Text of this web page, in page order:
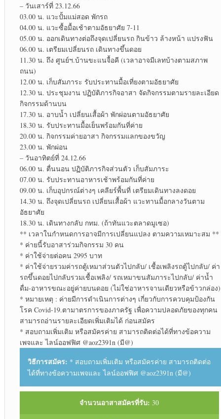
– วันเสาร์​ที่​ 23.12.66
03.00 น. แวะปั้มแม่สอด พักรถ
04.00 น. แวะซื้อมื้อเช้าตามอัธยาศัย 7-11
05.00 น. ออกเดินทางต่อถึงจุดเปลี่ยน​รถ กินข้าว​ ล้างหน้า​ แปรงฟัน​
06.00 น. เตรียมเปลี่ยน​รถ เดินทางขึ้นดอย
11.30 น. ถึง ศูนย์​ฯ.บ้านขะแนจื้อคี (เวลาอาจมีเลทบ้างตามสภาพ​
ถนน)
12.00 น. เก็บสัมภาระ​ รับประทาน​มื้อเที่ยงตามอัธยาศัย​
12.30 น. ประชุมงาน ปฏิบัติ​ภารกิจ​อาสา จัดกิจกรรม​ตามรายละเอียด​
กิจกรรม​ด้านบน
17.30 น. อาบน้ำ เปลี่ยน​เสื้อผ้า พักผ่อน​ตามอัธยาศัย​
18.30 น. รับประทาน​มื้อเย็นพร้อมกันที่ค่าย
20.00 น. กิจกรรมค่ายอาสา กิจกรรม​แลกของขวัญ​
23.00 น. พักผ่อน
– วันอาทิตย์​ที่ 24.12.66
06.00 น. ตื่นนอน ปฏิบัติ​ภารกิจ​ส่วนตัว​ เก็บสัมภาระ​
07.00 น. รับประทาน​อาหาร​เช้าพร้อม​กันที่ค่าย
09.00 น. เก็บอุปกรณ์​ต่างๆ เคลียร์​พื้นที่ เตรียมเดินทางลงดอย
14.30 น. ถึงจุดเปลี่ยน​รถ เปลี่ยนเสื้อผ้า แวะทานมื้อกลางวัน​ตาม
อัธยาศัย​
18.30 น. เดินทางกลับ กทม. (ถ้าทันแวะตลาดมูเซอ)​
** เวลาในกำหนดการอาจมีการเปลี่ยนแปลง ตามความเหมาะสม **
* ค่ายนี้รับอาสาร่วม​กิจกรรม​ 30 คน
* ค่าใช้จ่ายต่อคน 2995 บาท
* ค่าใช้จ่าย​รวมค่ารถตู้​เหมาส่วนตัวไปกลับ/ เชื้อเพลิงรถตู้ไปกลับ/ ค่า
รถขึ้นดอยไปกลับรวมเชื้อเพลิง​/ รถเหมาขนสัมภาระ​ไปกลับ/ ค่าน้ำ
ดื่ม-อาหารขณะ​อยู่​ค่าย​บนดอย (ไม่ใช่อาหาร​จาน​เดียว​หรือ​ข้าว​กล่อง)​
* หมายเหตุ​ : ค่ายมีการดำเนินการต่างๆ เกี่ยวกับ​การควบคุมป้องกัน​
โรค Covid-19.ตามาตรการ​ของภาครัฐ เพื่อความปลอดภัยของทุกคน
สามารถอ่านรายละเอียด​เพิ่มเติม​ได้ ก่อนสมัคร​
* สอบถาม​เพิ่มเติม​ หรือสมัครค่าย สามารถ​ติดต่อ​ได้ที่​ทางข้อความ​
เพจ​และ​ ไลน์​ออฟฟิศ​ @aoz2391n (มี@)
วิธีการสมัคร: * สอบถาม​เพิ่มเติม​ หรือสมัครค่าย สามารถ​ติดต่อ​
ได้ที่​ทางข้อความ​เพจ​และ​ ไลน์​ออฟฟิศ​ @aoz2391n (มี@)
จำนวนอาสาสมัครที่รับ: 30